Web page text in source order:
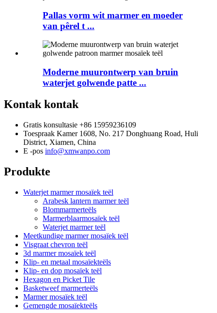
Pallas vorm wit marmer en moeder
van pêrel t ...
Moderne muurontwerp van bruin
waterjet golwende patte ...
Kontak kontak
Gratis konsultasie +86 15959236109
Toespraak Kamer 1608, No. 217 Donghuang Road, Huli
District, Xiamen, China
E -pos info@xmwanpo.com
Produkte
Waterjet marmer mosaïek teël
Arabesk lantern marmer teël
Blommarmerteëls
Marmerblaarmosaïek teël
Waterjet marmer teël
Meetkundige marmer mosaïek teël
Visgraat chevron teël
3d marmer mosaïek teël
Klip- en metaal mosaïekteëls
Klip- en dop mosaïek teël
Hexagon en Picket Tile
Basketweef marmerteëls
Marmer mosaïek teël
Gemengde mosaïekteëls